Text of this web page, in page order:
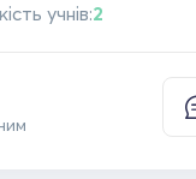
учнів:2